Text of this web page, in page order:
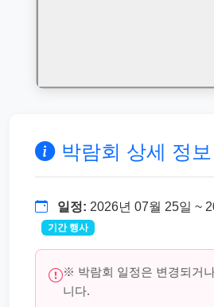
박람회 상세 정보
일정: 2026년 07월 25일 ~
기간 행사
※ 박람회 일정은 변경되거
니다.